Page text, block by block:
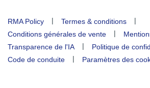
RMA Policy | Termes & conditions
|
Conditions générales de vente
|
Transparence de l'IA
| Politique de
Code de conduite
| Paramètres des